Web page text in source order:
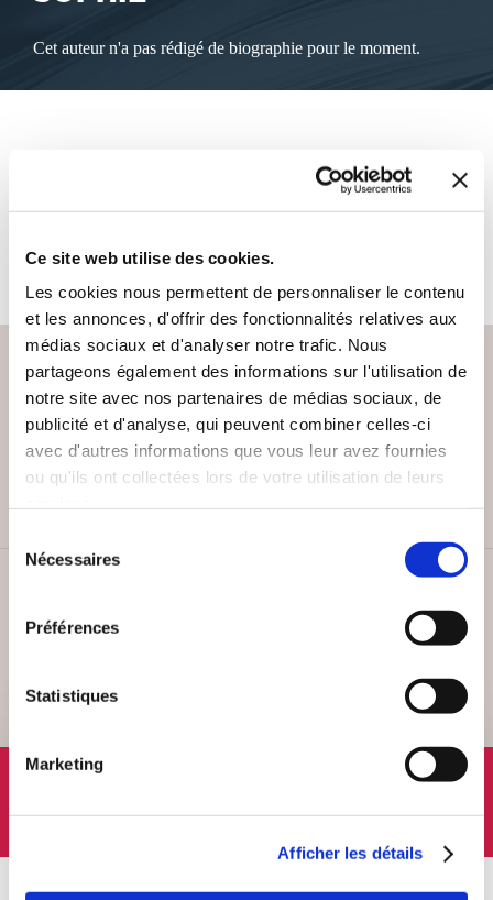
Ce site web utilise des cookies.
Les cookies nous permettent de personnaliser le contenu
et les annonces, d'offrir des fonctionnalités relatives aux
médias sociaux et d'analyser notre trafic. Nous
partageons également des informations sur l'utilisation de
notre site avec nos partenaires de médias sociaux, de
publicité et d'analyse, qui peuvent combiner celles-ci
avec d'autres informations que vous leur avez fournies
ou qu'ils ont collectées lors de votre utilisation de leurs
Nécessaires
Préférences
Statistiques
Marketing
Afficher les détails
Cet auteur n'a pas rédigé de biographie pour le moment.
Cet auteur ne propose pas de livre à la vente sur notre site
PAIEMENT SÉCURISÉ
Remises quantités jusqu'à -42%
Lundi au vendredi, 10-12h / 14-16h